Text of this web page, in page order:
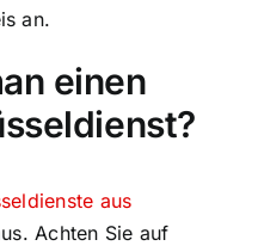
an.
einen
aus
Achten Sie auf